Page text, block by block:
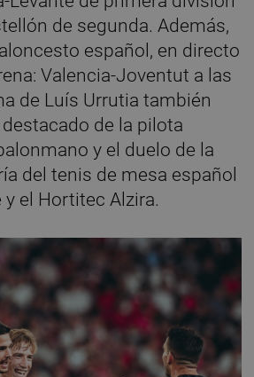
de segunda. Además,
español, en directo
Valencia-Joventut a las
de Luís Urrutia también
de la pilota
y el duelo de la
del tenis de mesa español
el Hortitec Alzira.